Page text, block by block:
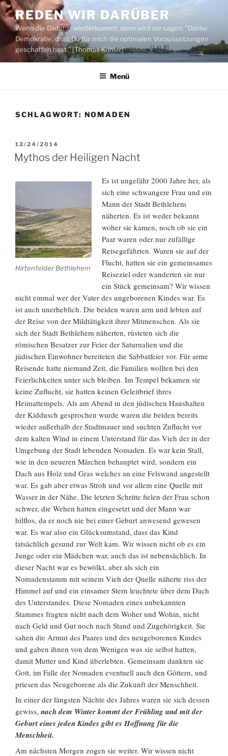
Zum
Inhalt
springen
REDEN WIR DARÜBER
Wenn die Diktatur wiederkommt, dann wird sie sagen: "Danke
Demokratie, dass Du für mich die optimalen Voraussetzungen
geschaffen hast." [Thomas Köhler]
Menü
SCHLAGWORT: NOMADEN
VERÖFFENTLICHT
AM
12/24/2014
Mythos der Heiligen Nacht
Hirtenfelder Bethlehem
Es ist ungefähr 2000 Jahre her, als
sich eine schwangere Frau und ein
Mann der Stadt Bethlehem
näherten. Es ist weder bekannt
woher sie kamen, noch ob sie ein
Paar waren oder nur zufällige
Reisegefährten. Waren sie auf der
Flucht, hatten sie ein gemeinsames
Reiseziel oder wanderten sie nur
ein Stück gemeinsam? Wir wissen
nicht einmal wer der Vater des ungeborenen Kindes war. Es
ist auch unerheblich. Die beiden waren arm und lebten auf
der Reise von der Mildtätigkeit ihrer Mitmenschen. Als sie
sich der Stadt Bethlehem näherten, rüsteten sich die
römischen Besatzer zur Feier der Saturnalien und die
jüdischen Einwohner bereiteten die Sabbatfeier vor. Für arme
Reisende hatte niemand Zeit, die Familien wollten bei den
Feierlichkeiten unter sich bleiben. Im Tempel bekamen sie
keine Zuflucht, sie hatten keinen Geleitbrief ihres
Heimattempels. Als am Abend in den jüdischen Haushalten
der Kiddusch gesprochen wurde waren die beiden bereits
wieder außerhalb der Stadtmauer und suchten Zuflucht vor
dem kalten Wind in einem Unterstand für das Vieh der in der
Umgebung der Stadt lebenden Nomaden. Es war kein Stall,
wie in den neueren Märchen behauptet wird, sondern ein
Dach aus Holz und Gras welches an eine Felswand angestellt
war. Es gab aber etwas Stroh und vor allem eine Quelle mit
Wasser in der Nähe. Die letzten Schritte fielen der Frau schon
schwer, die Wehen hatten eingesetzt und der Mann war
hilflos, da er noch nie bei einer Geburt anwesend gewesen
war. Es war also ein Glücksumstand, dass das Kind
tatsächlich gesund zur Welt kam. Wir wissen nicht ob es ein
Junge oder ein Mädchen war, auch das ist nebensächlich. In
dieser Nacht war es bewölkt, aber als sich ein
Nomadenstamm mit seinem Vieh der Quelle näherte riss der
Himmel auf und ein einsamer Stern leuchtete über dem Dach
des Unterstandes. Diese Nomaden eines unbekannten
Stammes fragten nicht nach dem Woher und Wohin, nicht
nach Geld und Gut noch nach Stand und Zugehörigkeit. Sie
sahen die Armut des Paares und des neugeborenen Kindes
und gaben ihnen von dem Wenigen was sie selbst hatten,
damit Mutter und Kind überlebten. Gemeinsam dankten sie
Gott, im Falle der Nomaden eventuell auch den Göttern, und
priesen das Neugeborene als die Zukunft der Menschheit.
In einer der längsten Nächte des Jahres waren sie sich dessen
gewiss, nach dem Winter kommtderFrühling und mit der
Geburt einesjedenKindes gibt es Hoffnung für die
Menschheit.
Am nächsten Morgen zogen sie weiter. Wir wissen nicht